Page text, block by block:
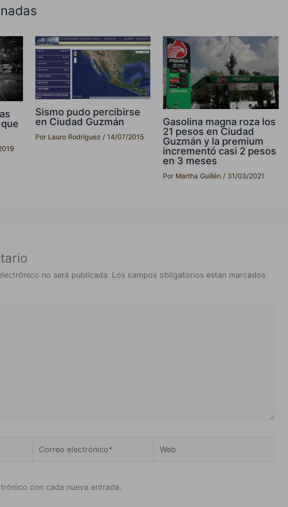
Sismo pudo percibirse
en Ciudad Guzmán
Por Lauro Rodríguez / 14/07/2015
Gasolina magna roza los
21 pesos en Ciudad
Guzmán y la premium
incrementó casi 2 pesos
en 3 meses
Por Martha Guillén / 31/03/2021
no será publicada. Los campos obligatorios están marcados
electrónico*
con cada nueva entrada.